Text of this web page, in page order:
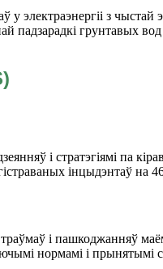
электраэнергіі з
грунтавых
і стратэгіямі па
інцыдэнтаў на
і пашкоджанняў
нормамі і прынятымі